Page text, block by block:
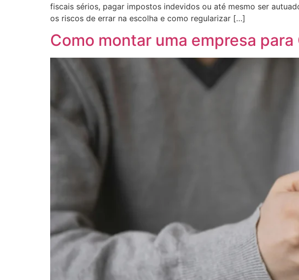
fiscais sérios, pagar impostos indevidos ou até mesmo ser
os riscos de errar na escolha e como regularizar […]
Como montar uma empresa